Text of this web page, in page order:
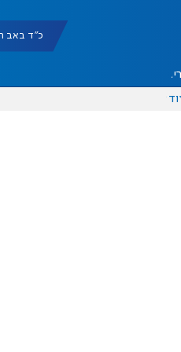
כ"ד באב תשפ"ו
עוד